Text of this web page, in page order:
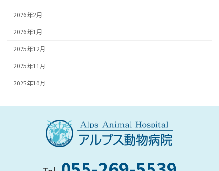
2026年2月
2026年1月
2025年12月
2025年11月
2025年10月